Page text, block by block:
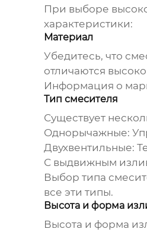
При выборе
характеристики:
Материал
Убедитесь, что
отличаются
Информация о
Тип смесителя
Существует
Однорычажные:
Двухвентильные:
С выдвижным
Выбор типа
все эти типы.
Высота и форма
Высота и форма